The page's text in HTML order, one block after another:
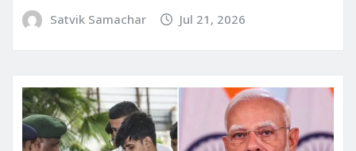
Satvik Samachar Jul 21, 2026